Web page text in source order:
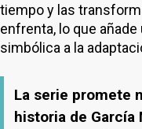
tiempo y las
enfrenta, lo que
simbólica a la
La serie promete
historia de García